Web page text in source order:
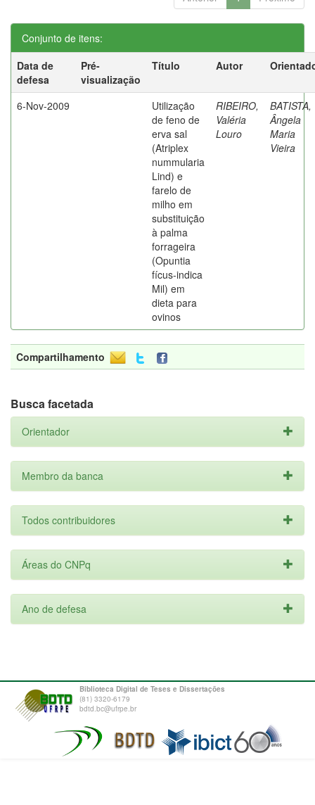
Conjunto de itens:
Data de
defesa
Pré-
visualização
Título Autor
6-Nov-2009
Utilização
de feno de
erva sal
(Atriplex
nummularia
Lind) e
farelo de
milho em
substituição
à palma
forrageira
(Opuntia
fícus-indica
Mil) em
dieta para
ovinos
RIBEIRO,
Valéria
Louro
BATISTA,
Ângela
Maria
Vieira
Compartilhamento
Busca facetada
Orientador
Membro da banca
Todos contribuidores
Áreas do CNPq
Ano de defesa
Biblioteca Digital de Teses e Dissertações
(81) 3320-6179
bdtd.bc@ufrpe.br